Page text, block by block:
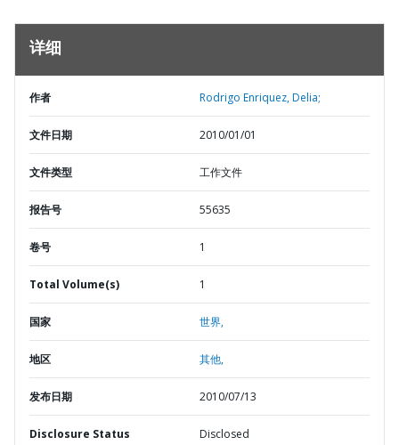
详细
作者 Rodrigo Enriquez, Delia;
文件日期 2010/01/01
文件类型 工作文件
报告号 55635
卷号 1
Total Volume(s) 1
国家 世界,
地区 其他,
发布日期 2010/07/13
Disclosure Status Disclosed